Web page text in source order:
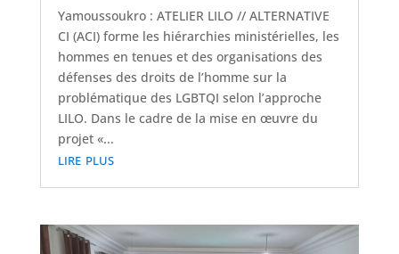
Yamoussoukro : ATELIER LILO // ALTERNATIVE
CI (ACI) forme les hiérarchies ministérielles, les
hommes en tenues et des organisations des
défenses des droits de l’homme sur la
problématique des LGBTQI selon l’approche
LILO. Dans le cadre de la mise en œuvre du
projet «...
lire plus